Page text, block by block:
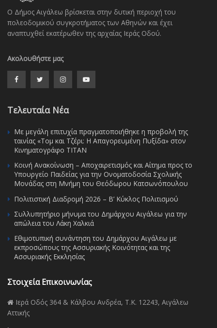
Ο Δήμος Αιγάλεω βρίσκεται στην δυτική περιοχή του
πολεοδομικού συγκροτήματος των Αθηνών και έχει
αναπτυχθεί εκατέρωθεν της αρχαίας Ιεράς Οδού.
Ακολουθήστε μας
Τελευταία Νέα
Με μεγάλη επιτυχία πραγματοποιήθηκε η προβολή της
ταινίας «Τομ και Τζέρι: Η Απαγορευμένη Πυξίδα» στον
Κινηματογράφο ΤΙΤΑΝ
Κοινή Ανακοίνωση – Αποχαιρετισμός και Αίτημα προς το
Υπουργείο Παιδείας για την Ονοματοδοσία Σχολικής
Μονάδας στη Μνήμη του Θεόδωρου Κατσωνόπουλου
Πολιτιστική Διαδρομή 2026 – Β’ Κύκλος Πολιτισμού
Συλλυπητήριο μήνυμα του Δημάρχου Αιγάλεω για την
απώλεια του Λάκη Χαλκιά
Εθιμοτυπική συνάντηση του Δημάρχου Αιγάλεω με
εκπροσώπους της Ασσυριακής Κοινότητας και της
Ασσυριακής Εκκλησίας
Στοιχεία Επικοινωνίας
Ιερά Οδός 364 & Κάλβου Ανδρέα, Τ.Κ. 12243, Αιγάλεω
Αττικής